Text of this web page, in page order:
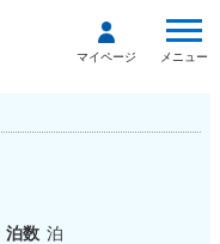
マイページ メニュー
泊数 泊